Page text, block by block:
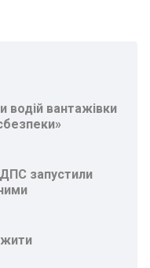
водій вантажівки
запустили